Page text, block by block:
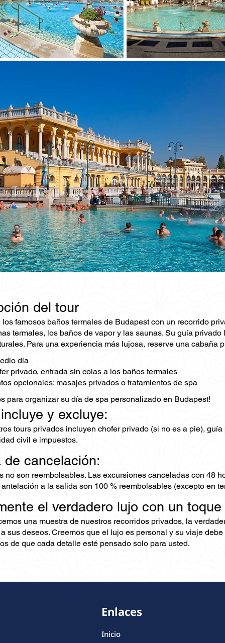
del tour
famosos baños termales de Budapest con un recorrido
termales, los baños de vapor y las saunas. Su guía
Para una experiencia más lujosa, reserve una cabaña
día
privado, entrada sin colas a los baños termales
opcionales: masajes privados o tratamientos de spa
para organizar su día de spa personalizado en Budapest!
y excluye:
tours privados incluyen chofer privado (si no es a pie),
civil e impuestos.
de cancelación:
no son reembolsables. Las excursiones canceladas con 48
a la salida son 100 % reembolsables (excepto en
el verdadero lujo con un
una muestra de nuestros recorridos privados, la
sus deseos. Creemos que el lujo es personal y su viaje
de que cada detalle esté pensado solo para usted.
Enlaces
Inicio